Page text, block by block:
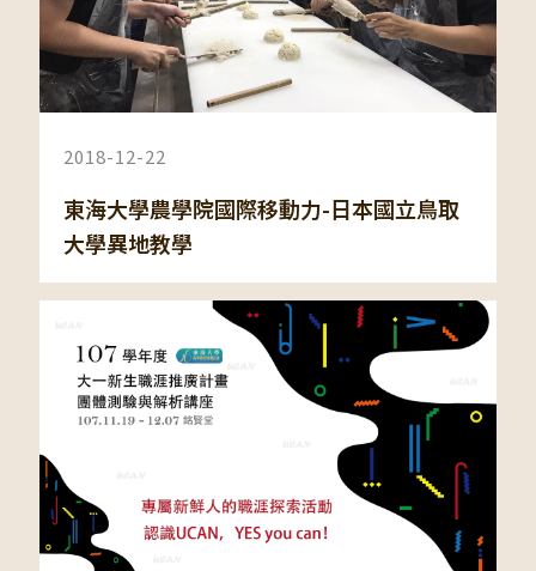
2018-12-22
東海大學農學院國際移動力-日本國立鳥取
大學異地教學